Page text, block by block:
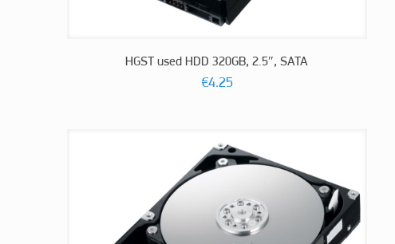
HGST used HDD 320GB, 2.5″, SATA
€4.25